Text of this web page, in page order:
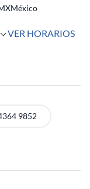
México
VER HORARIOS
9852